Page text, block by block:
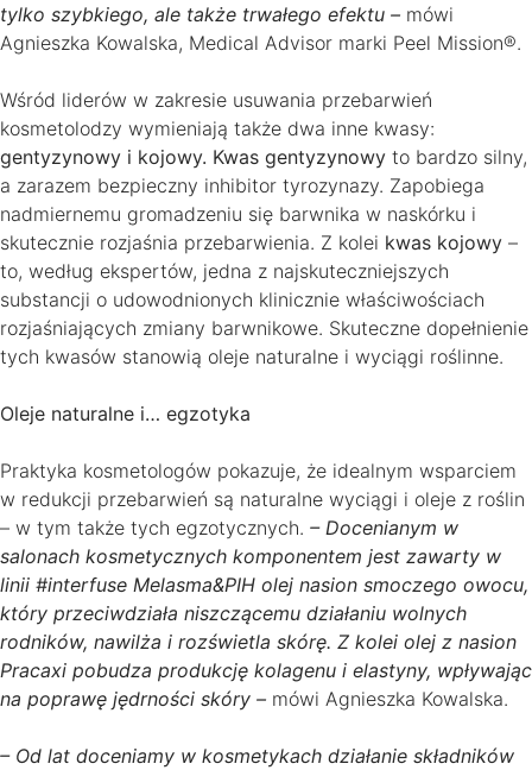
tylko szybkiego, ale także trwałego efektu – mówi
Agnieszka Kowalska, Medical Advisor marki Peel Mission®.
Wśród liderów w zakresie usuwania przebarwień
kosmetolodzy wymieniają także dwa inne kwasy:
gentyzynowy i kojowy. Kwas gentyzynowy to bardzo silny,
a zarazem bezpieczny inhibitor tyrozynazy. Zapobiega
nadmiernemu gromadzeniu się barwnika w naskórku i
skutecznie rozjaśnia przebarwienia. Z kolei kwas kojowy –
to, według ekspertów, jedna z najskuteczniejszych
substancji o udowodnionych klinicznie właściwościach
rozjaśniających zmiany barwnikowe. Skuteczne dopełnienie
tych kwasów stanowią oleje naturalne i wyciągi roślinne.
Oleje naturalne i… egzotyka
Praktyka kosmetologów pokazuje, że idealnym wsparciem
w redukcji przebarwień są naturalne wyciągi i oleje z roślin
– w tym także tych egzotycznych. – Docenianym w
salonach kosmetycznych komponentem jest zawarty w
linii #interfuse Melasma&PIH olej nasion smoczego owocu,
który przeciwdziała niszczącemu działaniu wolnych
rodników, nawilża i rozświetla skórę. Z kolei olej z nasion
Pracaxi pobudza produkcję kolagenu i elastyny, wpływając
na poprawę jędrności skóry – mówi Agnieszka Kowalska.
– Od lat doceniamy w kosmetykach działanie składników